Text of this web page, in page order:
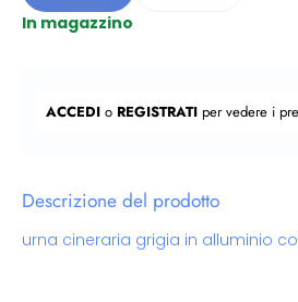
In magazzino
ACCEDI o REGISTRATI per vedere i
Descrizione del prodotto
urna cineraria grigia in alluminio